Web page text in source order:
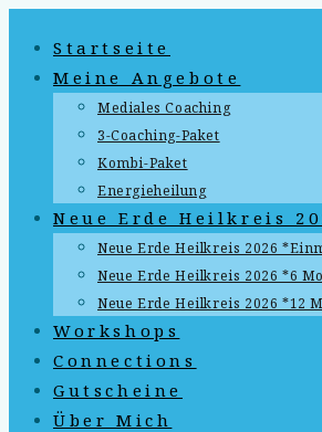
Inhalt
springen
Startseite
Meine Angebote
Mediales Coaching
3-Coaching-Paket
Kombi-Paket
Energieheilung
Neue Erde Heilkreis
Neue Erde Heilkreis 2026
Neue Erde Heilkreis 2026 *6
Neue Erde Heilkreis 2026 *12
Workshops
Connections
Gutscheine
Über Mich